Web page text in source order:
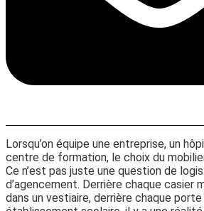
Lorsqu’on équipe une entreprise, un
centre de formation, le choix du
Ce n’est pas juste une question de
d’agencement. Derrière chaque casier
dans un vestiaire, derrière chaque